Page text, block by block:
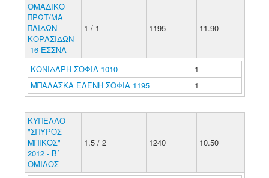
ΟΜΑΔΙΚΟ
ΠΡΩΤ/ΜΑ
ΠΑΙΔΩΝ-
ΚΟΡΑΣΙΔΩΝ
-16 ΕΣΣΝΑ
1 / 1 1195 11.90
ΚΟΝΙΔΑΡΗ ΣΟΦΙΑ 1010
1
ΜΠΑΛΑΣΚΑ ΕΛΕΝΗ ΣΟΦΙΑ 1195
1
ΚΥΠΕΛΛΟ
"ΣΠΥΡΟΣ
ΜΠΙΚΟΣ"
2012 - Β΄
ΟΜΙΛΟΣ
1.5 / 2 1240 10.50